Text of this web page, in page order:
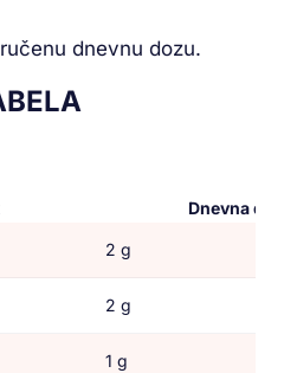
dnevnu dozu.
Dnevna
2 g
2 g
1 g